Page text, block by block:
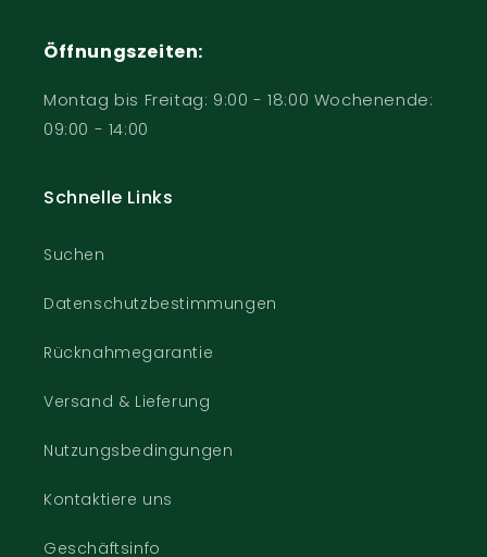
Öffnungszeiten:
Montag bis Freitag: 9:00 - 18:00 Wochenende:
09:00 - 14:00
Schnelle Links
Suchen
Datenschutzbestimmungen
Rücknahmegarantie
Versand & Lieferung
Nutzungsbedingungen
Kontaktiere uns
Geschäftsinfo